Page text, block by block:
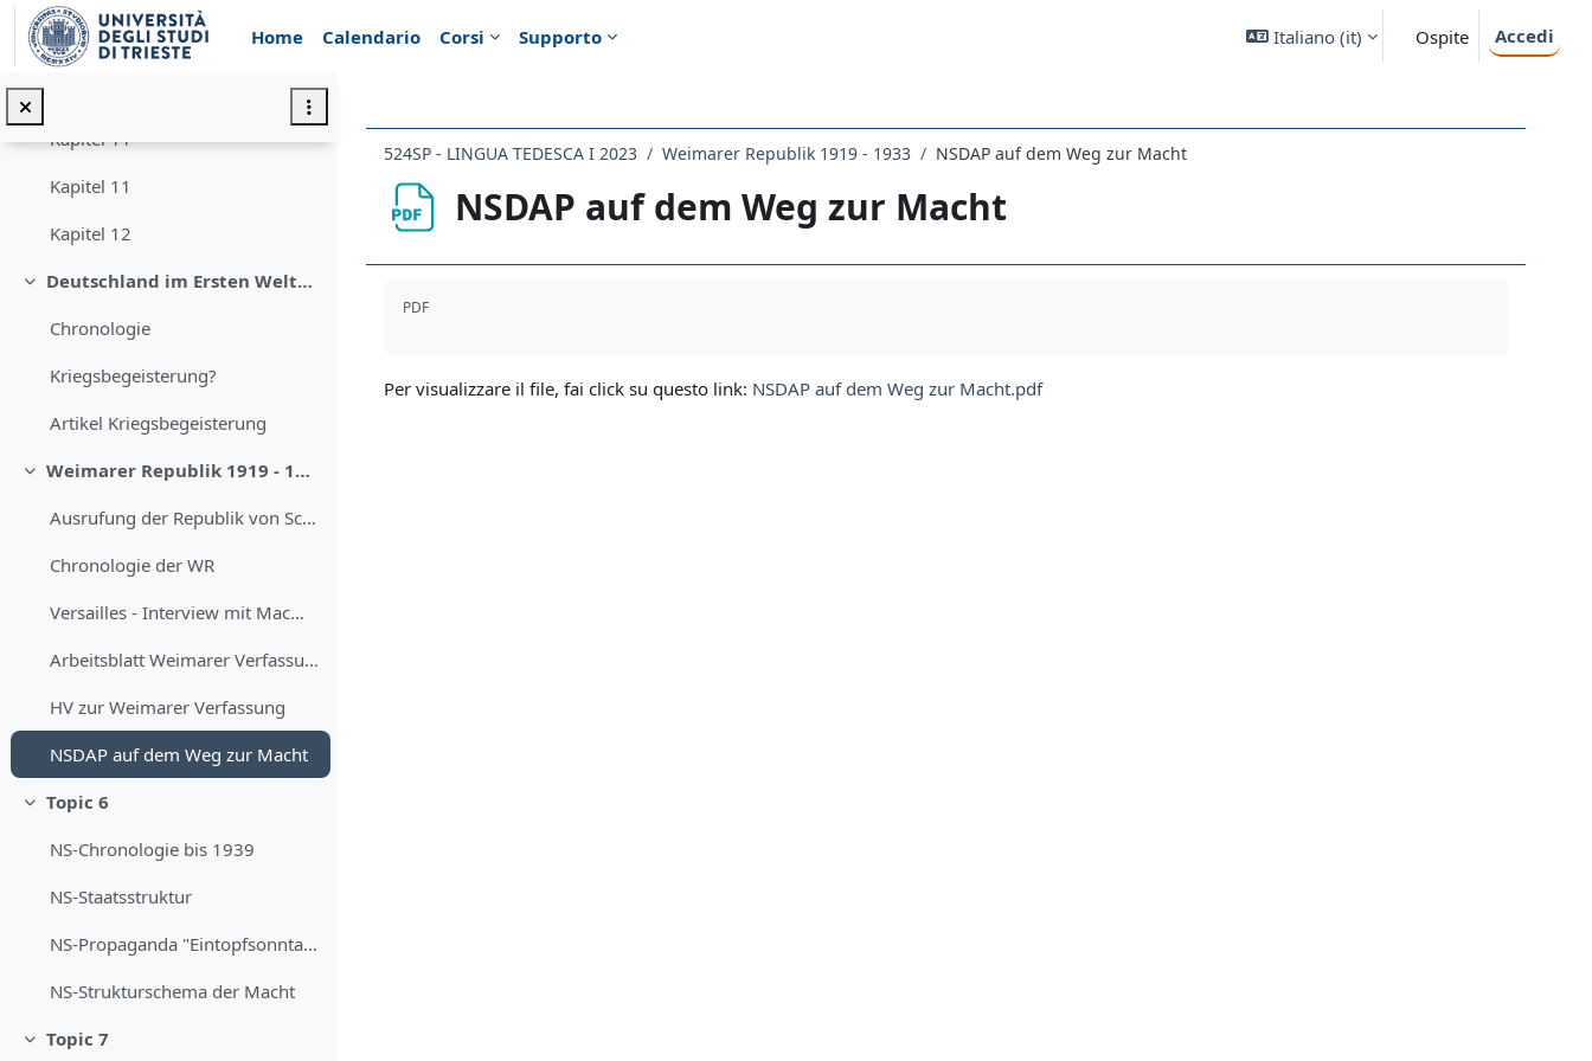
Vai al contenuto principale
Home
Calendario Corsi Supporto Italiano ‎(it)‎ Ospite Accedi
Kapitel 9
Kapitel 11
Kapitel 11
Kapitel 12
Minimizza
Deutschland im Ersten Weltkrieg
Chronologie
Kriegsbegeisterung?
Artikel Kriegsbegeisterung
Minimizza
Weimarer Republik 1919 - 1933
Ausrufung der Republik von Scheidemann
Chronologie der WR
Versailles - Interview mit MacMillan
Arbeitsblatt Weimarer Verfassung
HV zur Weimarer Verfassung
NSDAP auf dem Weg zur Macht
Minimizza
Topic 6
NS-Chronologie bis 1939
NS-Staatsstruktur
NS-Propaganda "Eintopfsonntag"
NS-Strukturschema der Macht
Minimizza
Topic 7
524SP - LINGUA TEDESCA I 2023 Weimarer Republik 1919 - 1933 NSDAP auf dem Weg zur Macht
NSDAP auf dem Weg zur Macht
PDF
Per visualizzare il file, fai click su questo link: NSDAP auf dem Weg zur Macht.pdf